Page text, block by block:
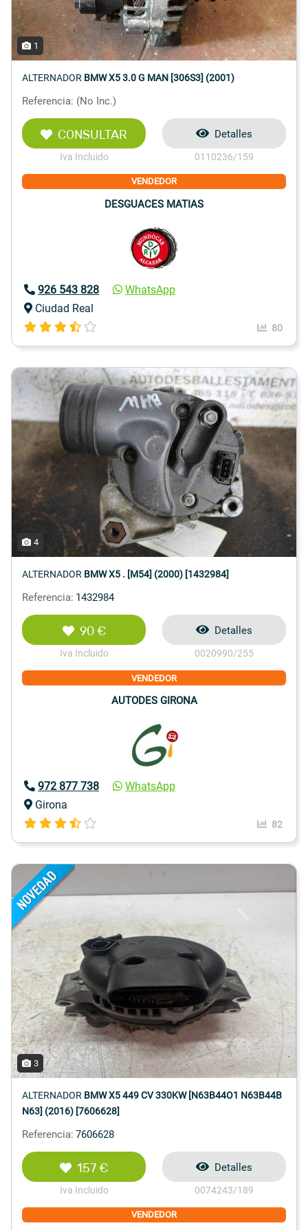
1
ALTERNADOR BMW X5 3.0 G MAN [306S3] (2001)
Referencia: (No Inc.)
CONSULTAR
Iva Incluido
Detalles
0110236/159
VENDEDOR
DESGUACES MATIAS
926 543 828
WhatsApp
Ciudad Real
80
4
ALTERNADOR BMW X5 . [M54] (2000) [1432984]
Referencia: 1432984
90 €
Iva Incluido
Detalles
0020990/255
VENDEDOR
AUTODES GIRONA
972 877 738
WhatsApp
Girona
82
3
ALTERNADOR BMW X5 449 CV 330KW [N63B44O1 N63B44B
N63] (2016) [7606628]
Referencia: 7606628
157 €
Iva Incluido
Detalles
0074243/189
VENDEDOR